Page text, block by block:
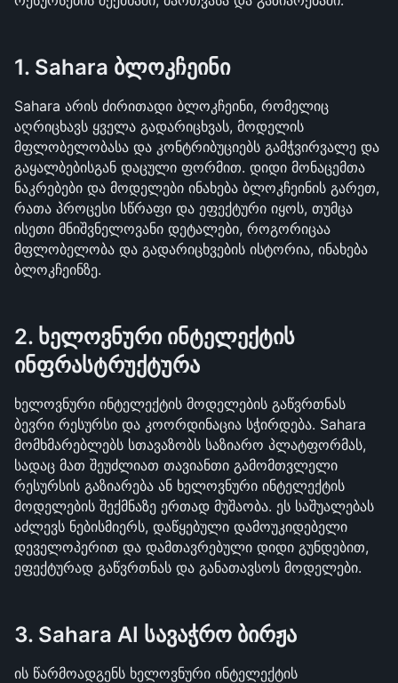
1. Sahara ბლოკჩეინი
Sahara არის ძირითადი ბლოკჩეინი, რომელიც
აღრიცხავს ყველა გადარიცხვას, მოდელის
მფლობელობასა და კონტრიბუციებს გამჭვირვალე და
გაყალბებისგან დაცული ფორმით. დიდი მონაცემთა
ნაკრებები და მოდელები ინახება ბლოკჩეინის გარეთ,
რათა პროცესი სწრაფი და ეფექტური იყოს, თუმცა
ისეთი მნიშვნელოვანი დეტალები, როგორიცაა
მფლობელობა და გადარიცხვების ისტორია, ინახება
ბლოკჩეინზე.
2. ხელოვნური ინტელექტის
ინფრასტრუქტურა
ხელოვნური ინტელექტის მოდელების გაწვრთნას
ბევრი რესურსი და კოორდინაცია სჭირდება. Sahara
მომხმარებლებს სთავაზობს საზიარო პლატფორმას,
სადაც მათ შეუძლიათ თავიანთი გამომთვლელი
რესურსის გაზიარება ან ხელოვნური ინტელექტის
მოდელების შექმნაზე ერთად მუშაობა. ეს საშუალებას
აძლევს ნებისმიერს, დაწყებული დამოუკიდებელი
დეველოპერით და დამთავრებული დიდი გუნდებით,
ეფექტურად გაწვრთნას და განათავსოს მოდელები.
3. Sahara AI სავაჭრო ბირჟა
ის წარმოადგენს ხელოვნური ინტელექტის